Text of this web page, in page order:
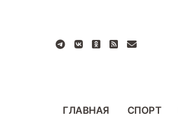
содержанию
ГЛАВНАЯ СПОРТ